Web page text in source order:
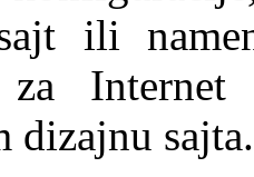
ili
Internet
dizajnu sajta.